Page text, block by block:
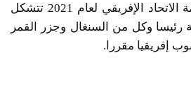
وأصبحت هيئة مكتب قمة الاتحاد الإفريقي لعام 2021 تتشكل
رئيسا وكل من السنغال وجزر القمر
إفريقيا مقررا.